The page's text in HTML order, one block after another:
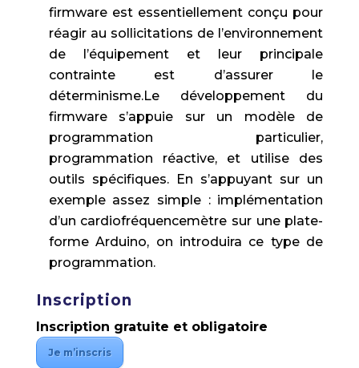
firmware est essentiellement conçu pour
réagir au sollicitations de l’environnement
de l’équipement et leur principale
contrainte est d’assurer le
déterminisme.Le développement du
firmware s’appuie sur un modèle de
programmation particulier,
programmation réactive, et utilise des
outils spécifiques. En s’appuyant sur un
exemple assez simple : implémentation
d’un cardiofréquencemètre sur une plate-
forme Arduino, on introduira ce type de
programmation.
Inscription
Inscription gratuite et obligatoire
Je m’inscris